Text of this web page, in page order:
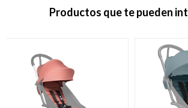
Productos que te pueden